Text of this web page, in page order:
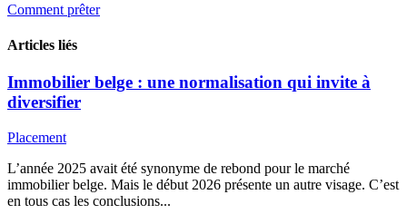
Comment prêter
Articles liés
Immobilier belge : une normalisation qui invite à
diversifier
Placement
L’année 2025 avait été synonyme de rebond pour le marché
immobilier belge. Mais le début 2026 présente un autre visage. C’est
en tous cas les conclusions...